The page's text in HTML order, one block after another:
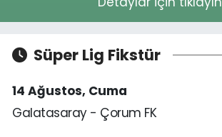
Süper Lig Fikstür
14 Ağustos, Cuma
Galatasaray - Çorum FK